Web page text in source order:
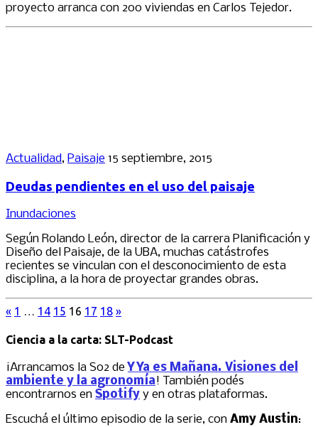
proyecto arranca con 200 viviendas en Carlos Tejedor.
Actualidad, Paisaje 15 septiembre, 2015
Deudas pendientes en el uso del paisaje
Inundaciones
Según Rolando León, director de la carrera Planificación y
Diseño del Paisaje, de la UBA, muchas catástrofes
recientes se vinculan con el desconocimiento de esta
disciplina, a la hora de proyectar grandes obras.
« 1 … 14 15 16 17 18 »
Ciencia a la carta: SLT-Podcast
¡Arrancamos la S02 deY Ya es Mañana. Visiones del
ambiente y la agronomía! También podés
encontrarnos en Spotify y en otras plataformas.
Escuchá el último episodio de la serie, con Amy Austin: